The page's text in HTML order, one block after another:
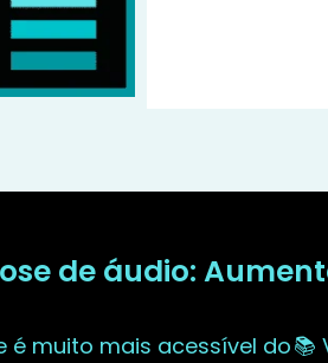
de áudio:
é muito mais acessível do📚